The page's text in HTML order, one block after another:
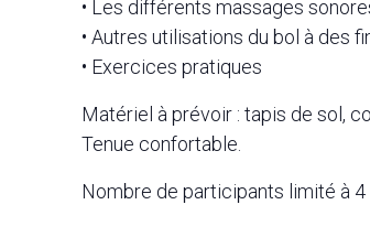
• Les différents massages
• Autres utilisations du bol à des
• Exercices pratiques
Matériel à prévoir : tapis de sol,
Tenue confortable.
Nombre de participants limité à 4